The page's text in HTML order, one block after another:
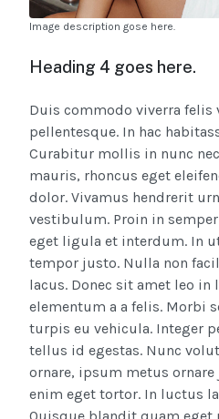
Image description gose here.
Heading 4 goes here.
Duis commodo viverra
pellentesque. In hac
Curabitur mollis in nunc
mauris, rhoncus eget
dolor. Vivamus hendrerit
vestibulum. Proin in
eget ligula et interdum. In
tempor justo. Nulla non
lacus. Donec sit amet leo
elementum a a felis. Morbi
turpis eu vehicula. Integer
tellus id egestas. Nunc
ornare, ipsum metus
enim eget tortor. In luctus
Quisque blandit quam eget